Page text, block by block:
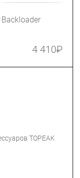
Backloader
4 410₽